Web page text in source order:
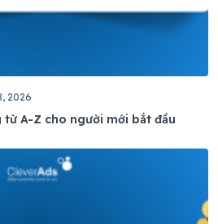
2026
A-Z cho người mới bắt đầu